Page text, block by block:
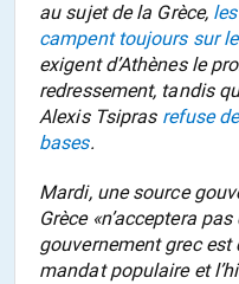
au sujet de la Grèce,
campent toujours sur
exigent d’Athènes le
redressement, tandis
Alexis Tsipras refuse
bases.
Mardi, une source
Grèce «n’acceptera
gouvernement grec
mandat populaire et